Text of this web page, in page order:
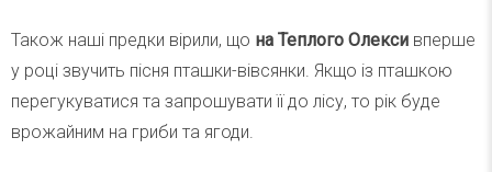
Також наші предки вірили, що на Теплого Олекси вперше
у році звучить пісня пташки-вівсянки. Якщо із пташкою
перегукуватися та запрошувати її до лісу, то рік буде
врожайним на гриби та ягоди.